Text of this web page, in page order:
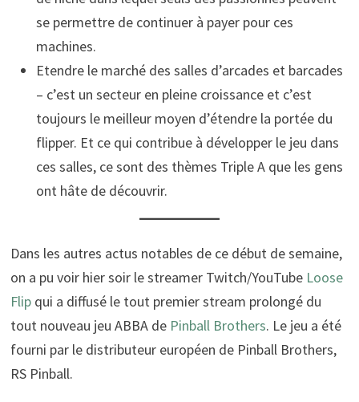
se permettre de continuer à payer pour ces
machines.
Etendre le marché des salles d’arcades et barcades
– c’est un secteur en pleine croissance et c’est
toujours le meilleur moyen d’étendre la portée du
flipper. Et ce qui contribue à développer le jeu dans
ces salles, ce sont des thèmes Triple A que les gens
ont hâte de découvrir.
Dans les autres actus notables de ce début de semaine,
on a pu voir hier soir le streamer Twitch/YouTube Loose
Flip qui a diffusé le tout premier stream prolongé du
tout nouveau jeu ABBA de Pinball Brothers. Le jeu a été
fourni par le distributeur européen de Pinball Brothers,
RS Pinball.